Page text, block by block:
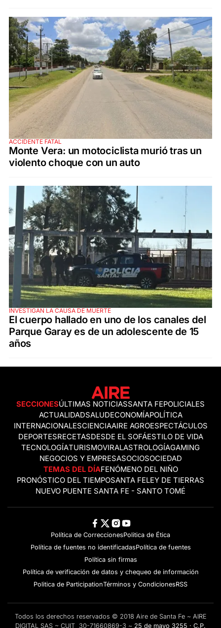
ACCIDENTE FATAL
Monte Vera: un motociclista murió tras un
violento choque con un auto
INVESTIGAN LA CAUSA DE MUERTE
El cuerpo hallado en uno de los canales del
Parque Garay es de un adolescente de 15
años
SECCIONESÚLTIMAS NOTICIASSANTA FEPOLICIALES
ACTUALIDADSALUDECONOMÍAPOLÍTICA
INTERNACIONALESCIENCIAAIRE AGROESPECTÁCULOS
DEPORTESRECETASDESDE EL SOFÁESTILO DE VIDA
TECNOLOGÍATURISMOVIRALASTROLOGÍAGAMING
NEGOCIOS Y EMPRESASOCIOSOCIEDAD
TEMAS DEL DÍAFENÓMENO DEL NIÑO
PRONÓSTICO DEL TIEMPOSANTA FELEY DE TIERRAS
NUEVO PUENTE SANTA FE - SANTO TOMÉ
Política de CorreccionesPolitica de Ética
Política de fuentes no identificadasPolítica de fuentes
Política sin firmas
Política de verificación de datos y chequeo de información
Politica de ParticipationTérminos y CondicionesRSS
Todos los derechos reservados © 2018 Aire de Santa Fe ~ AIRE
DIGITAL SAS ~ CUIT 30-71660869-3 ~ 25 de mayo 3255 · C.P.